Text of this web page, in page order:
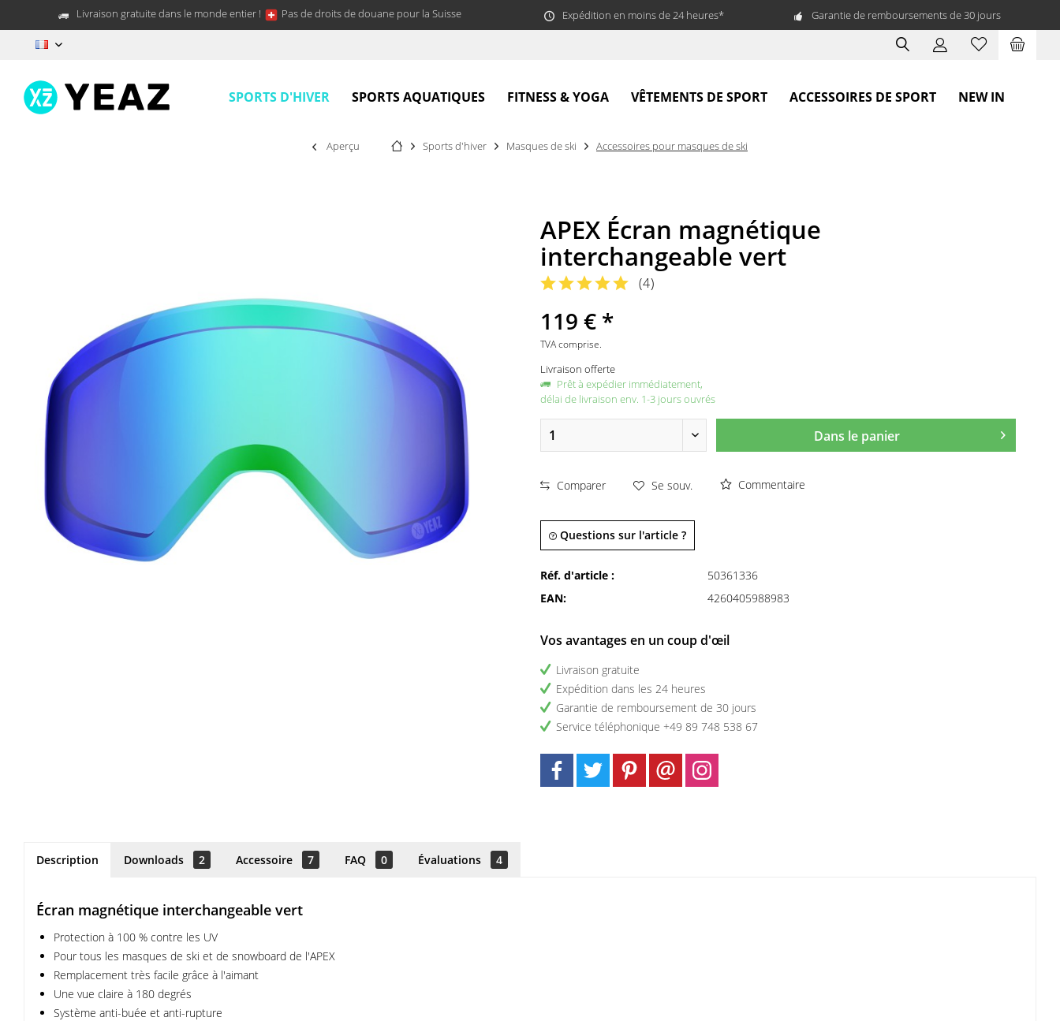
Livraison gratuite dans le monde entier ! Pas de droits de douane pour la Suisse Expédition en moins de 24 heures* Garantie de remboursements de 30 jours
SPORTS D'HIVER SPORTS AQUATIQUES FITNESS & YOGA VÊTEMENTS DE SPORT ACCESSOIRES DE SPORT NEW IN
Aperçu Sports d'hiver Masques de ski Accessoires pour masques de ski
APEX Écran magnétique
interchangeable vert
(4)
119 € *
TVA comprise.
Livraison offerte
Prêt à expédier immédiatement,
délai de livraison env. 1-3 jours ouvrés
Dans le panier
Comparer Se souv. Commentaire
Questions sur l'article ?
Réf. d'article :
50361336
EAN:
4260405988983
Vos avantages en un coup d'œil
Livraison gratuite
Expédition dans les 24 heures
Garantie de remboursement de 30 jours
Service téléphonique +49 89 748 538 67
Description Downloads 2 Accessoire 7 FAQ 0 Évaluations 4
Écran magnétique interchangeable vert
Protection à 100 % contre les UV
Pour tous les masques de ski et de snowboard de l'APEX
Remplacement très facile grâce à l'aimant
Une vue claire à 180 degrés
Système anti-buée et anti-rupture